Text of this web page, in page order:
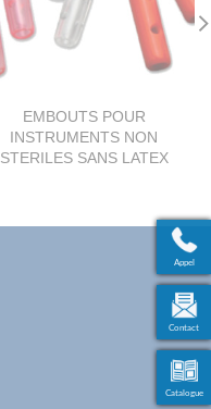
EMBOUTS POUR
INSTRUMENTS NON
STERILES SANS LATEX
Appel
Contact
Catalogue